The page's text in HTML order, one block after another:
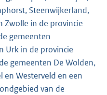
Steenwijkerland,
Zwolle in de provincie
gemeenten
Urk in de provincie
gemeenten De Wolden,
en Westerveld en een
van de